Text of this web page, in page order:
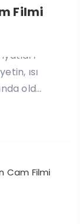
Filmi
–
ısı
old...